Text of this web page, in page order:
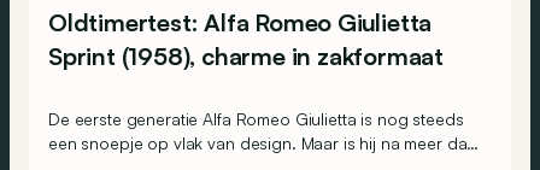
Oldtimertest: Alfa Romeo Giulietta
Sprint (1958), charme in zakformaat
De eerste generatie Alfa Romeo Giulietta is nog steeds
een snoepje op vlak van design. Maar is hij na meer dan